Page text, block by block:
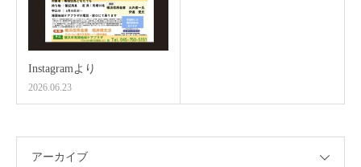
Instagramより
2026.06.23
アーカイブ